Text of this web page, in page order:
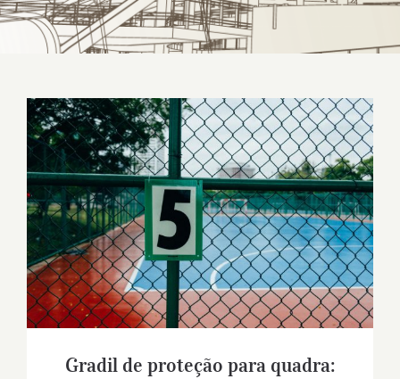
Gradil de proteção para quadra: conheça
a Metal Rota
Gradil de proteção para quadra: